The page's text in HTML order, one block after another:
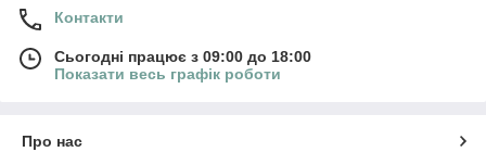
Контакти
Сьогодні працює з 09:00 до 18:00
Показати весь графік роботи
Про нас